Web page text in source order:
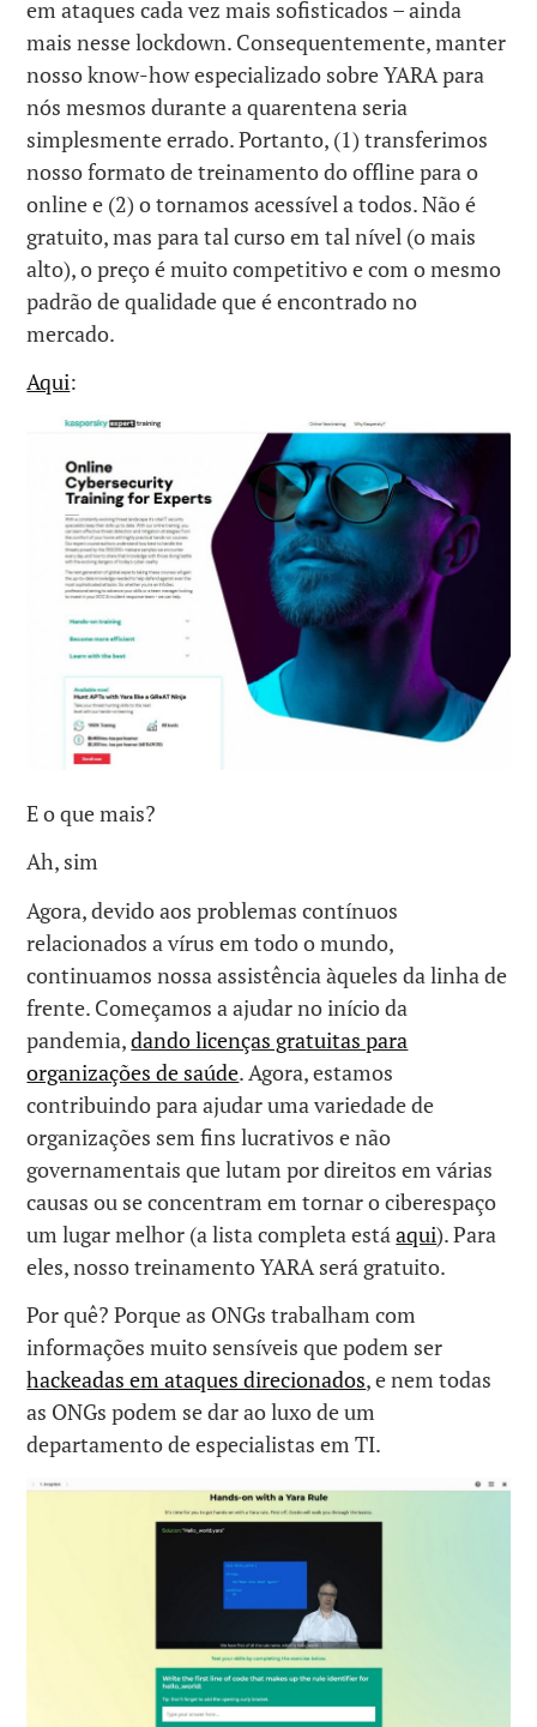
em ataques cada vez mais sofisticados – ainda
mais nesse lockdown. Consequentemente, manter
nosso know-how especializado sobre YARA para
nós mesmos durante a quarentena seria
simplesmente errado. Portanto, (1) transferimos
nosso formato de treinamento do offline para o
online e (2) o tornamos acessível a todos. Não é
gratuito, mas para tal curso em tal nível (o mais
alto), o preço é muito competitivo e com o mesmo
padrão de qualidade que é encontrado no
mercado.
Aqui:
E o que mais?
Ah, sim
Agora, devido aos problemas contínuos
relacionados a vírus em todo o mundo,
continuamos nossa assistência àqueles da linha de
frente. Começamos a ajudar no início da
pandemia,dando licenças gratuitas para
organizações de saúde. Agora, estamos
contribuindo para ajudar uma variedade de
organizações sem fins lucrativos e não
governamentais que lutam por direitos em várias
causas ou se concentram em tornar o ciberespaço
um lugar melhor (a lista completa estáaqui). Para
eles, nosso treinamento YARA será gratuito.
Por quê? Porque as ONGs trabalham com
informações muito sensíveis que podem ser
hackeadas em ataques direcionados, e nem todas
as ONGs podem se dar ao luxo de um
departamento de especialistas em TI.